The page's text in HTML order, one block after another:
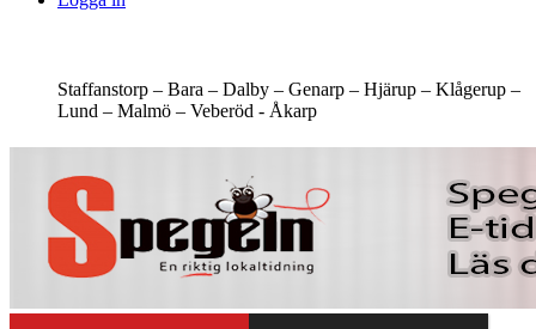
Staffanstorp – Bara – Dalby – Genarp – Hjärup – Klågerup –
Lund – Malmö – Veberöd - Åkarp